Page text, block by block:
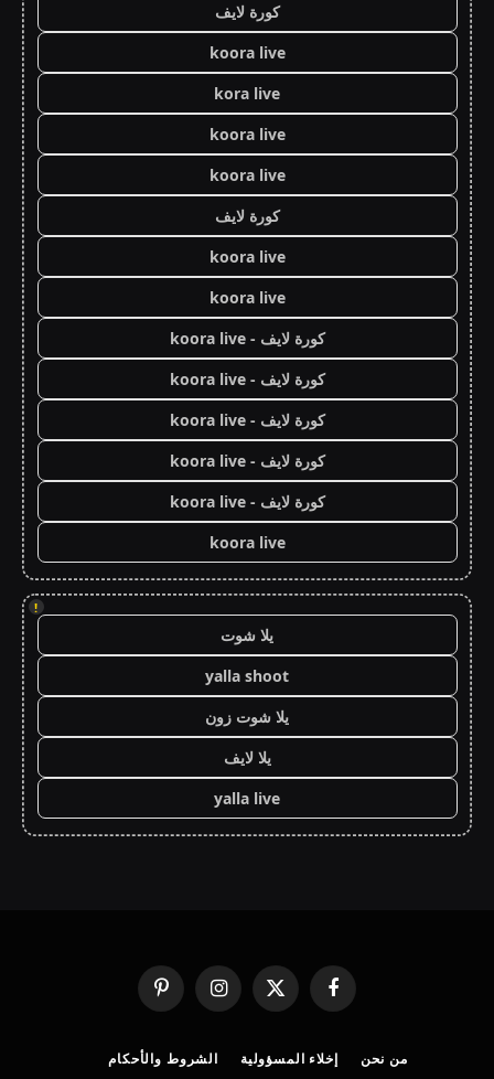
كورة لايف
koora live
kora live
koora live
koora live
كورة لايف
koora live
koora live
كورة لايف - koora live
كورة لايف - koora live
كورة لايف - koora live
كورة لايف - koora live
كورة لايف - koora live
koora live
!
يلا شوت
yalla shoot
يلا شوت زون
يلا لايف
yalla live
فيسبوك
X
(Twitter)
الانستغرامبينتيريست
من نحن إخلاء المسؤولية الشروط والأحكام